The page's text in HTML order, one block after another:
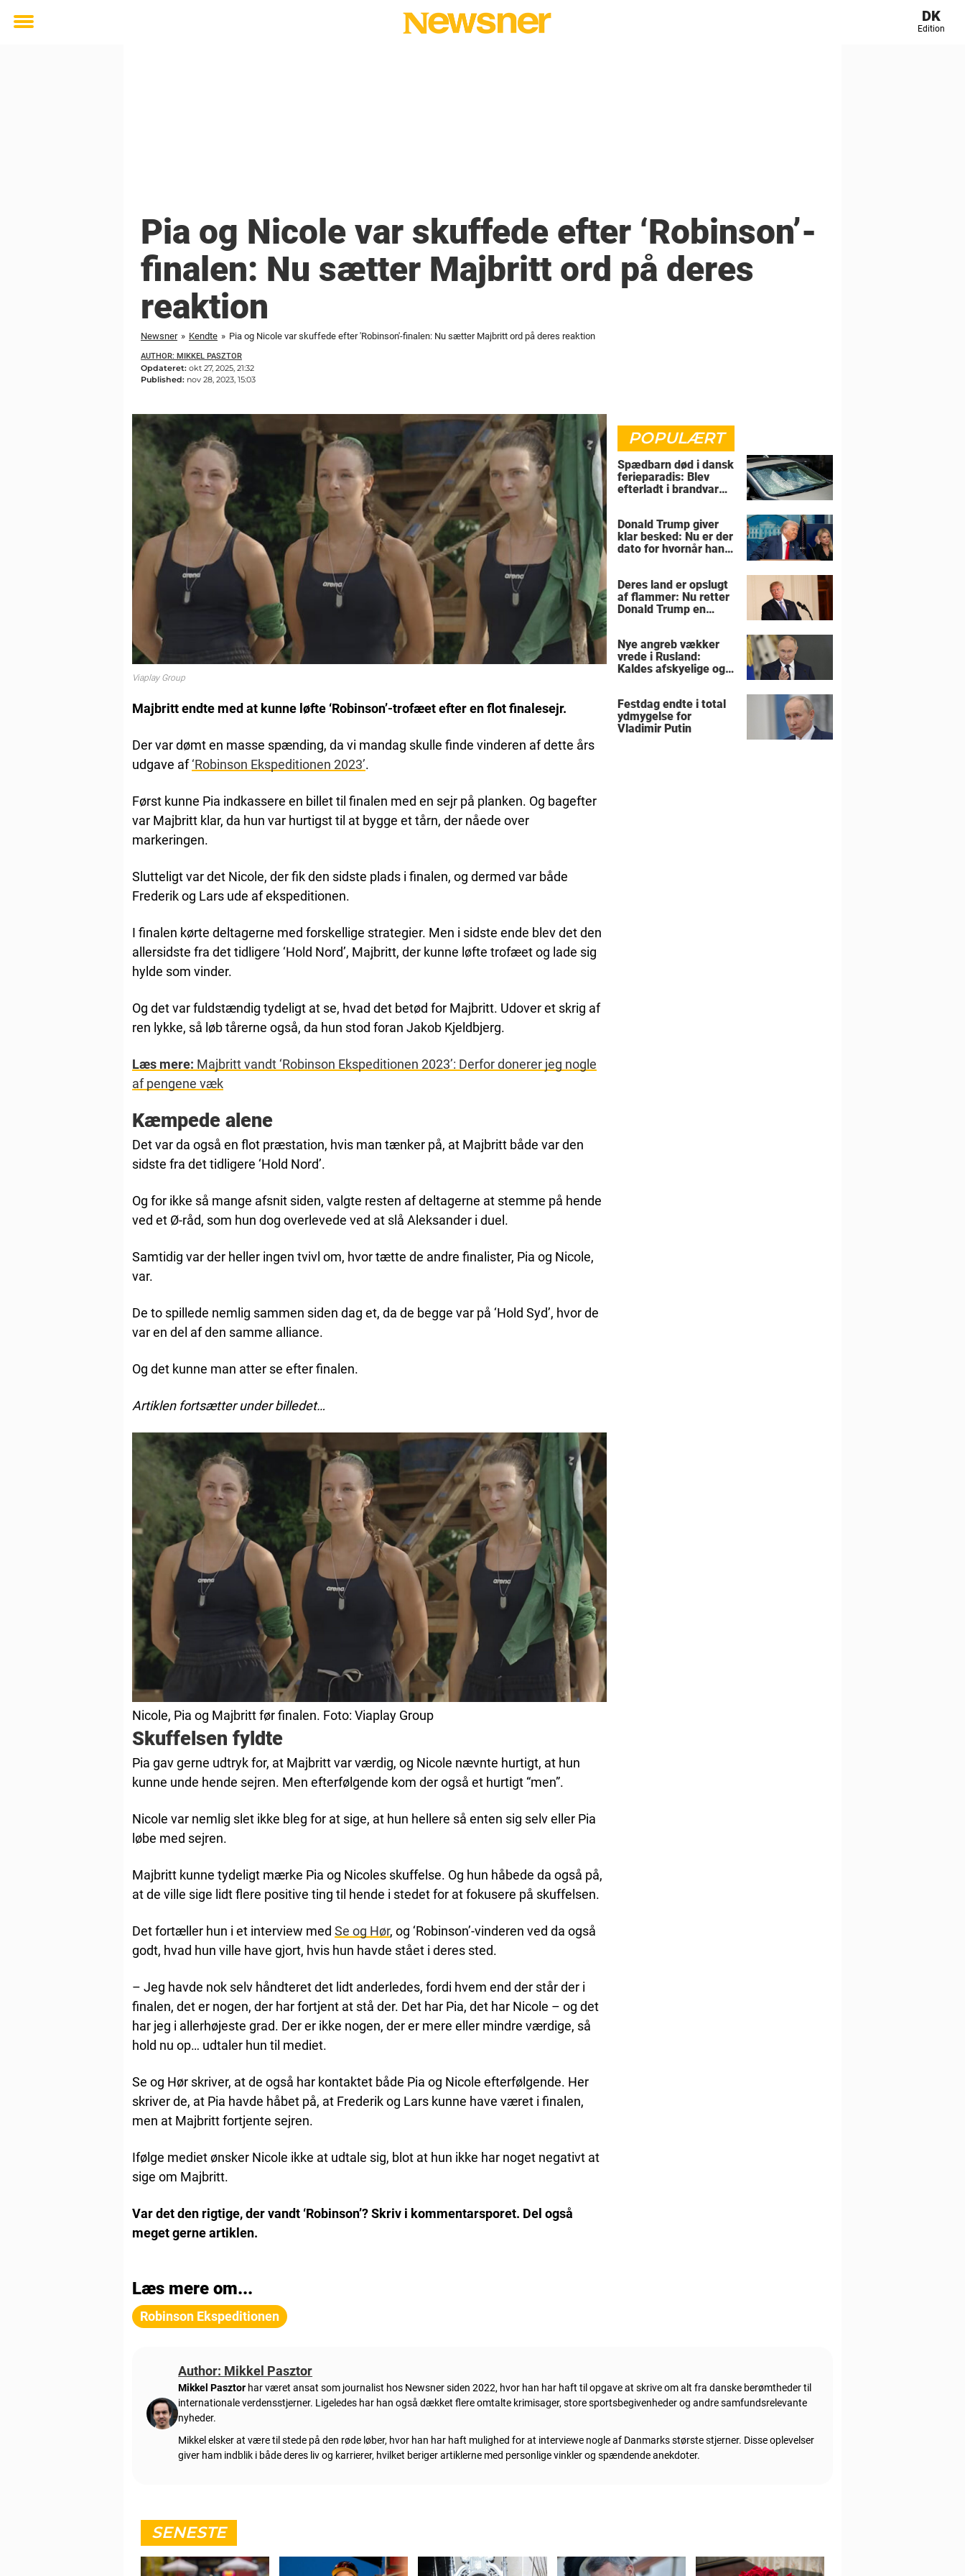
Toggle
DK
Edition
Pia og Nicole var skuffede efter ‘Robinson’-
finalen: Nu sætter Majbritt ord på deres
reaktion
Newsner » Kendte » Pia og Nicole var skuffede efter 'Robinson'-finalen: Nu sætter Majbritt ord på deres reaktion
AUTHOR: MIKKEL PASZTOR
Opdateret: okt 27, 2025, 21:32
Published: nov 28, 2023, 15:03
Viaplay Group
Majbritt endte med at kunne løfte ‘Robinson’-trofæet efter en flot finalesejr.
Der var dømt en masse spænding, da vi mandag skulle finde vinderen af dette års
udgave af‘Robinson Ekspeditionen 2023’.
Først kunne Pia indkassere en billet til finalen med en sejr på planken. Og bagefter
var Majbritt klar, da hun var hurtigst til at bygge et tårn, der nåede over
markeringen.
Slutteligt var det Nicole, der fik den sidste plads i finalen, og dermed var både
Frederik og Lars ude af ekspeditionen.
I finalen kørte deltagerne med forskellige strategier. Men i sidste ende blev det den
allersidste fra det tidligere ‘Hold Nord’, Majbritt, der kunne løfte trofæet og lade sig
hylde som vinder.
Og det var fuldstændig tydeligt at se, hvad det betød for Majbritt. Udover et skrig af
ren lykke, så løb tårerne også, da hun stod foran Jakob Kjeldbjerg.
Læs mere: Majbritt vandt ‘Robinson Ekspeditionen 2023’: Derfor donerer jeg nogle
af pengene væk
Kæmpede alene
Det var da også en flot præstation, hvis man tænker på, at Majbritt både var den
sidste fra det tidligere ‘Hold Nord’.
Og for ikke så mange afsnit siden, valgte resten af deltagerne at stemme på hende
ved et Ø-råd, som hun dog overlevede ved at slå Aleksander i duel.
Samtidig var der heller ingen tvivl om, hvor tætte de andre finalister, Pia og Nicole,
var.
De to spillede nemlig sammen siden dag et, da de begge var på ‘Hold Syd’, hvor de
var en del af den samme alliance.
Og det kunne man atter se efter finalen.
Artiklen fortsætter under billedet…
Nicole, Pia og Majbritt før finalen. Foto: Viaplay Group
Skuffelsen fyldte
Pia gav gerne udtryk for, at Majbritt var værdig, og Nicole nævnte hurtigt, at hun
kunne unde hende sejren. Men efterfølgende kom der også et hurtigt “men”.
Nicole var nemlig slet ikke bleg for at sige, at hun hellere så enten sig selv eller Pia
løbe med sejren.
Majbritt kunne tydeligt mærke Pia og Nicoles skuffelse. Og hun håbede da også på,
at de ville sige lidt flere positive ting til hende i stedet for at fokusere på skuffelsen.
Det fortæller hun i et interview med Se og Hør, og ‘Robinson’-vinderen ved da også
godt, hvad hun ville have gjort, hvis hun havde stået i deres sted.
– Jeg havde nok selv håndteret det lidt anderledes, fordi hvem end der står der i
finalen, det er nogen, der har fortjent at stå der. Det har Pia, det har Nicole – og det
har jeg i allerhøjeste grad. Der er ikke nogen, der er mere eller mindre værdige, så
hold nu op… udtaler hun til mediet.
Se og Hør skriver, at de også har kontaktet både Pia og Nicole efterfølgende. Her
skriver de, at Pia havde håbet på, at Frederik og Lars kunne have været i finalen,
men at Majbritt fortjente sejren.
Ifølge mediet ønsker Nicole ikke at udtale sig, blot at hun ikke har noget negativt at
sige om Majbritt.
Var det den rigtige, der vandt ‘Robinson’? Skriv i kommentarsporet. Del også
meget gerne artiklen.
POPULÆRT
Spædbarn død i dansk
ferieparadis: Blev
efterladt i brandvarm
Donald Trump giver
klar besked: Nu er der
dato for hvornår han
Deres land er opslugt
af flammer: Nu retter
Donald Trump en
Nye angreb vækker
vrede i Rusland:
Kaldes afskyelige og
Festdag endte i total
ydmygelse for
Vladimir Putin
Læs mere om...
Robinson Ekspeditionen
Author: Mikkel Pasztor
Mikkel Pasztor har været ansat som journalist hos Newsner siden 2022, hvor han har haft til opgave at skrive om alt fra danske berømtheder til
internationale verdensstjerner. Ligeledes har han også dækket flere omtalte krimisager, store sportsbegivenheder og andre samfundsrelevante
nyheder.
Mikkel elsker at være til stede på den røde løber, hvor han har haft mulighed for at interviewe nogle af Danmarks største stjerner. Disse oplevelser
giver ham indblik i både deres liv og karrierer, hvilket beriger artiklerne med personlige vinkler og spændende anekdoter.
SENESTE